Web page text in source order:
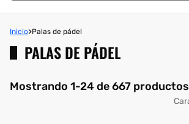
Inicio Palas de pádel
PALAS DE PÁDEL
Mostrando 1-24 de 667 productos